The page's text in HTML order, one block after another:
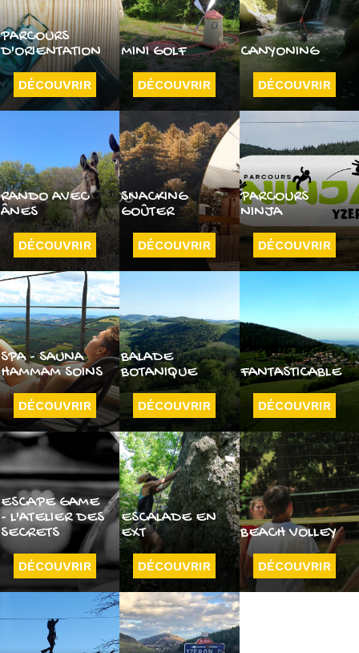
PARCOURS
D'ORIENTATION
DÉCOUVRIR
MINI GOLF
DÉCOUVRIR
CANYONING
DÉCOUVRIR
RANDO AVEC
ÂNES
DÉCOUVRIR
SNACKING
GOÛTER
DÉCOUVRIR
PARCOURS
NINJA
DÉCOUVRIR
SPA - SAUNA
HAMMAM SOINS
DÉCOUVRIR
BALADE
BOTANIQUE
DÉCOUVRIR
FANTASTICABLE
DÉCOUVRIR
ESCAPE GAME
- L'ATELIER DES
SECRETS
DÉCOUVRIR
ESCALADE EN
EXT
DÉCOUVRIR
BEACH VOLLEY
DÉCOUVRIR